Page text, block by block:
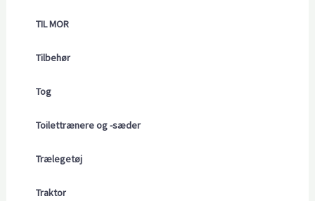
TIL MOR
Tilbehør
Tog
Toilettrænere og -sæder
Trælegetøj
Traktor